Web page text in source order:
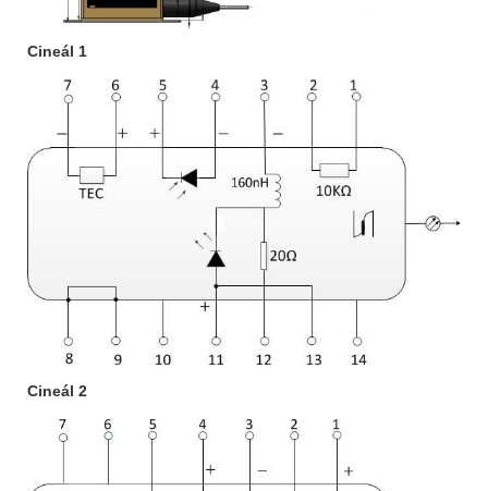
Cineál 1
Cineál 2